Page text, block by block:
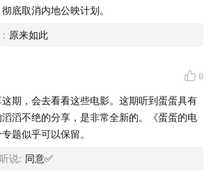
彻底取消内地公映计划。
: 原来如此
0
期，会去看看这些电影。这期听到蛋蛋具有
滔不绝的分享，是非常全新的。《蛋蛋的电
题似乎可以保留。
说: 同意✅